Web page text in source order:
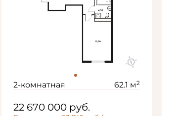
2-комнатная 62.1 м2
22 670 000 руб.